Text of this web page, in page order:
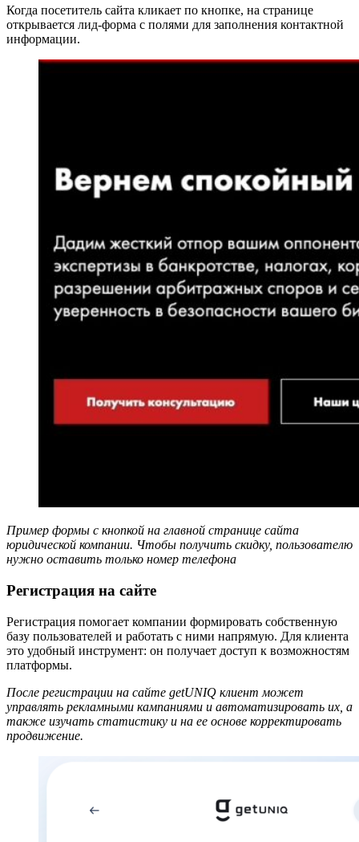
Когда посетитель сайта кликает по кнопке, на странице
открывается лид-форма с полями для заполнения контактной
информации.
Пример формы с кнопкой на главной странице сайта
юридической компании. Чтобы получить скидку, пользователю
нужно оставить только номер телефона
Регистрация на сайте
Регистрация помогает компании формировать собственную
базу пользователей и работать с ними напрямую. Для клиента
это удобный инструмент: он получает доступ к возможностям
платформы.
После регистрации на сайте getUNIQ клиент может
управлять рекламными кампаниями и автоматизировать их, а
также изучать статистику и на ее основе корректировать
продвижение.